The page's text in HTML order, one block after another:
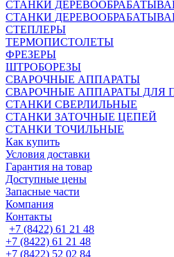
СТАНКИ
СТАНКИ
СТЕПЛЕРЫ
ТЕРМОПИСТОЛЕТЫ
ФРЕЗЕРЫ
ШТРОБОРЕЗЫ
СВАРОЧНЫЕ АППАРАТЫ
СВАРОЧНЫЕ АППАРАТЫ ДЛЯ
СТАНКИ СВЕРЛИЛЬНЫЕ
СТАНКИ ЗАТОЧНЫЕ ЦЕПЕЙ
СТАНКИ ТОЧИЛЬНЫЕ
Как купить
Условия доставки
Гарантия на товар
Доступные цены
Запасные части
Компания
Контакты
+7 (8422) 61 21 48
+7 (8422) 61 21 48
+7 (8422) 52 02 84